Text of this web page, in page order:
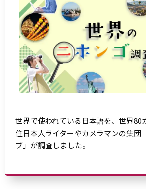
世界で使われている日本語を、世界80
住日本人ライターやカメラマンの集団
ブ」が調査しました。